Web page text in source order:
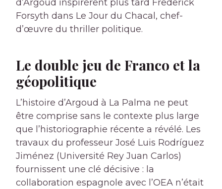
d’Argoud inspirèrent plus tard Frederick
Forsyth dans Le Jour du Chacal, chef-
d’œuvre du thriller politique.
Le double jeu de Franco et la
géopolitique
L’histoire d’Argoud à La Palma ne peut
être comprise sans le contexte plus large
que l’historiographie récente a révélé. Les
travaux du professeur José Luis Rodríguez
Jiménez (Université Rey Juan Carlos)
fournissent une clé décisive : la
collaboration espagnole avec l’OEA n’était